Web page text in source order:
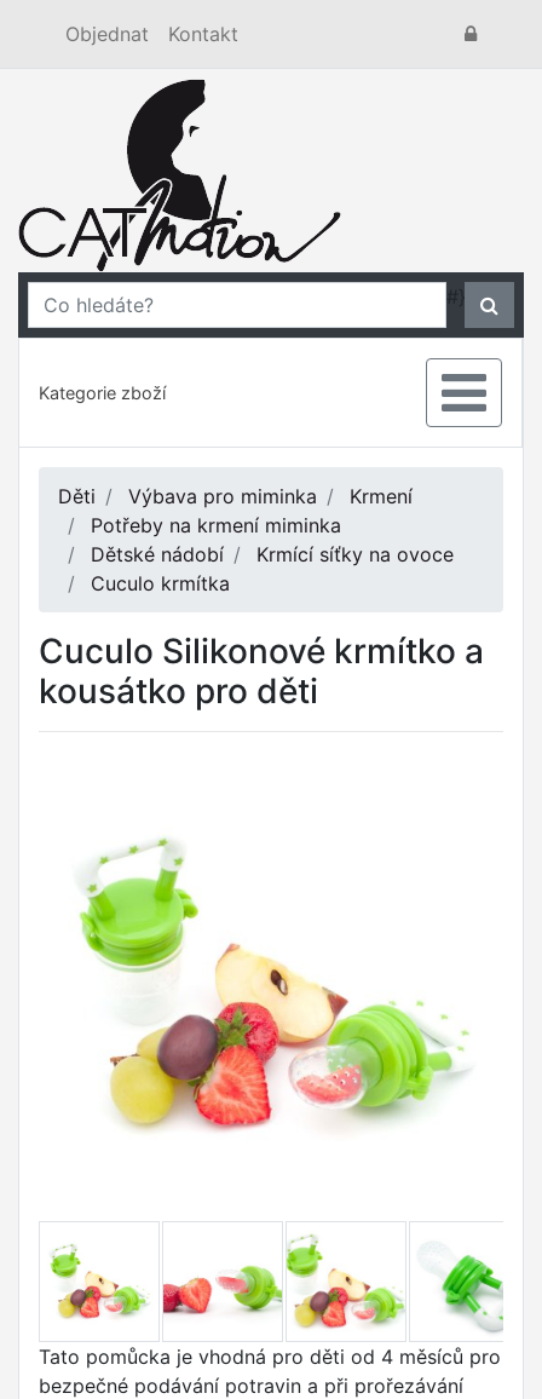
Objednat Kontakt
#}
Kategorie zboží
Děti Výbava pro miminka
Krmení
Potřeby na krmení miminka
Dětské nádobí
Krmící síťky na ovoce
Cuculo krmítka
Cuculo Silikonové krmítko a
kousátko pro děti
Tato pomůcka je vhodná pro děti od 4 měsíců pro
bezpečné podávání potravin a při prořezávání